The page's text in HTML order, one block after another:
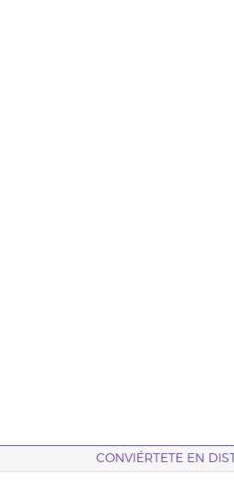
CONVIÉRTETE EN